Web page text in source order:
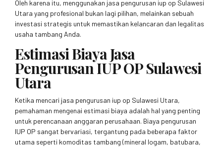
Oleh karena itu, menggunakan jasa pengurusan iup op Sulawesi
Utara yang profesional bukan lagi pilihan, melainkan sebuah
investasi strategis untuk memastikan kelancaran dan legalitas
usaha tambang Anda.
Estimasi Biaya Jasa
Pengurusan IUP OP Sulawesi
Utara
Ketika mencari jasa pengurusan iup op Sulawesi Utara,
pemahaman mengenai estimasi biaya adalah hal yang penting
untuk perencanaan anggaran perusahaan. Biaya pengurusan
IUP OP sangat bervariasi, tergantung pada beberapa faktor
utama seperti komoditas tambang (mineral logam, batubara,